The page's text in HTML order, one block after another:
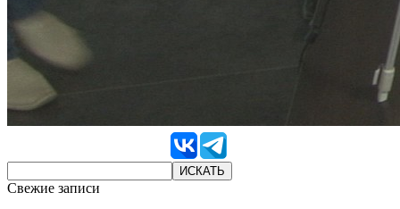
Свежие записи